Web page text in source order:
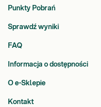
Punkty Pobrań
Sprawdź wyniki
FAQ
Informacja o dostępności
O e-Sklepie
Kontakt